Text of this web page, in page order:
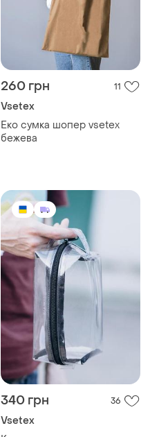
260 грн 11
Vsetex
Еко сумка шопер vsetex
бежева
340 грн 36
Vsetex